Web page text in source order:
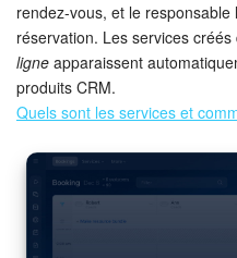
rendez-vous, et le
réservation. Les services créés
ligne apparaissent
produits CRM.
Quels sont les services et